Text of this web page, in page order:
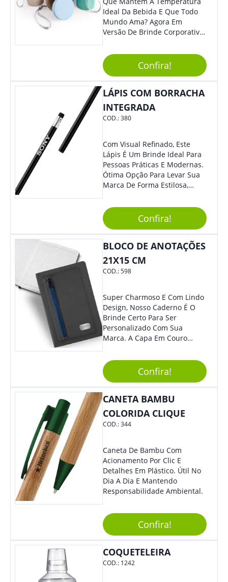
Ideal Da Bebida E Que Todo
Mundo Ama? Agora Em
Versão De Brinde Corporativo
Sua Marca Com Muito Estilo E
Acrescentar Ainda Mais
Praticidade À Eventos E Feiras
De Exposição.
Confira!
LÁPIS COM BORRACHA
INTEGRADA
COD.:380
Com Visual Refinado, Este
Lápis É Um Brinde Ideal Para
Pessoas Práticas E Modernas.
Ótima Opção Para Levar Sua
Marca De Forma Estilosa,
Empresa Em Eventos,
Reuniões Corporativas Ou Até
Mesmo Para Presentear
Colaboradores E Parceiros De
Sua Empresa.
Confira!
BLOCO DE ANOTAÇÕES
21X15 CM
COD.:598
Super Charmoso E Com Lindo
Design, Nosso Caderno É O
Brinde Certo Para Ser
Personalizado Com Sua
Marca. A Capa Em Couro
Elástico Permite Maior
Segurança Ao Carregá-Lo.
Ofereça A Seus Clientes E
Colaboradores, Sem Dúvidas
Eles Irão Adorar.
Confira!
CANETA BAMBU
COLORIDA CLIQUE
COD.:344
Caneta De Bambu Com
Acionamento Por Clic E
Detalhes Em Plástico. Útil No
Dia A Dia E Mantendo
Responsabilidade Ambiental.
Confira!
COQUETELEIRA
COD.: 1242